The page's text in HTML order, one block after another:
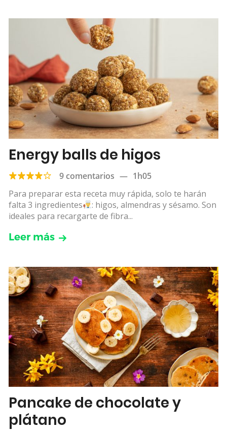
Energy balls de higos
9 comentarios — 1h05
Para preparar esta receta muy rápida, solo te harán
falta 3 ingredientes
: higos, almendras y sésamo. Son
ideales para recargarte de fibra...
Leer más
Pancake de chocolate y
plátano